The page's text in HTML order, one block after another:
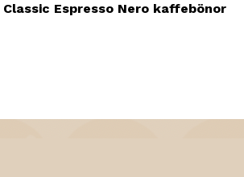
Espresso Nero kaffebönor